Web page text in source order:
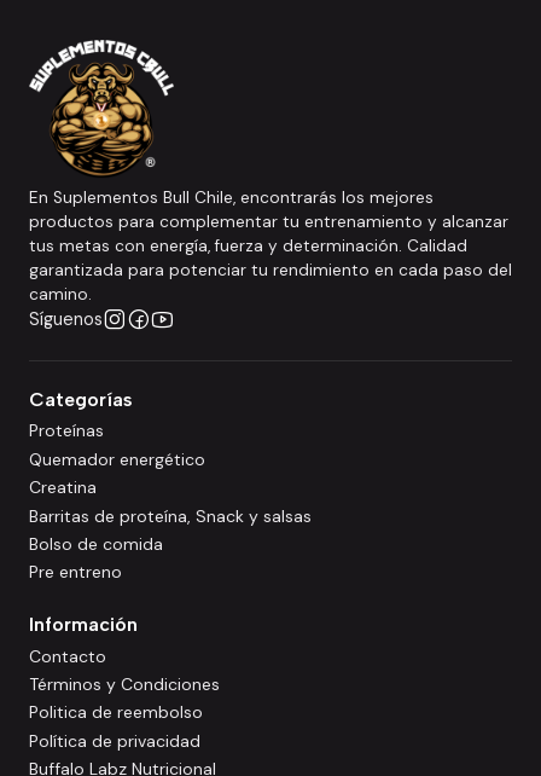
En Suplementos Bull Chile, encontrarás los mejores
productos para complementar tu entrenamiento y alcanzar
tus metas con energía, fuerza y determinación. Calidad
garantizada para potenciar tu rendimiento en cada paso del
camino.
Síguenos
Categorías
Proteínas
Quemador energético
Creatina
Barritas de proteína, Snack y salsas
Bolso de comida
Pre entreno
Información
Contacto
Términos y Condiciones
Politica de reembolso
Política de privacidad
Buffalo Labz Nutricional